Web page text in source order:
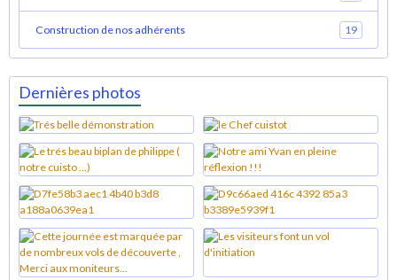
Construction de nos adhérents 19
Dernières photos